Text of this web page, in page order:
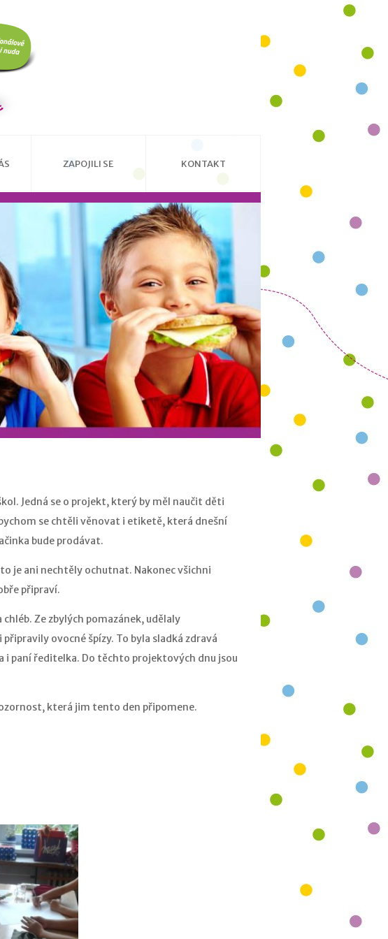
ZAPOJILI SE KONTAKT
Jedná se o projekt, který by měl naučit děti
se chtěli věnovat i etiketě, která dnešní
bude prodávat.
je ani nechtěly ochutnat. Nakonec všichni
připraví.
Ze zbylých pomazánek, udělaly
ovocné špízy. To byla sladká zdravá
i paní ředitelka. Do těchto projektových dnu jsou
která jim tento den připomene.